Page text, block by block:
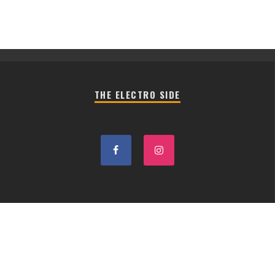
THE ELECTRO SIDE